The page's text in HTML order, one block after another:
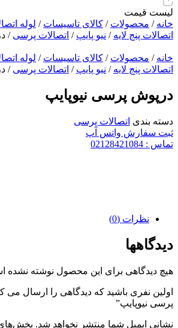
لیست قیمت
خانه / محصولات / کالای تاسیسات / لوله
اتصالات پنج لایه / نیو پایپ / اتصالات پرسی /
خانه / محصولات / کالای تاسیسات / لوله
اتصالات پنج لایه / نیو پایپ / اتصالات پرسی /
درپوش پرسی نیوپایپ
دسته بندی اتصالات پرسی
ثبت سفارش واتس آپ
تماس : 02128421084
نظرات (0)
دیدگاهها
هیچ دیدگاهی برای این محصول نوشته نشده
اولین نفری باشید که دیدگاهی را ارسال می
پرسی نیوپایپ”
نشانی ایمیل شما منتشر نخواهد شد. بخش‌های